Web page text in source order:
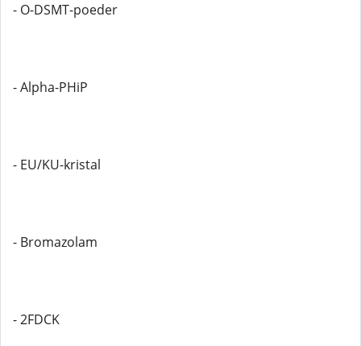
- O-DSMT-poeder
- Alpha-PHiP
- EU/KU-kristal
- Bromazolam
- 2FDCK